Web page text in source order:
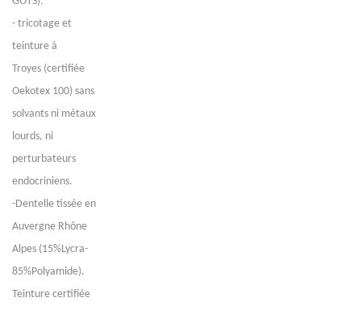
- tricotage et
teinture à
Troyes (certifiée
Oekotex 100) sans
solvants ni métaux
lourds, ni
perturbateurs
endocriniens.
-Dentelle tissée en
Auvergne Rhône
Alpes (15%Lycra-
85%Polyamide).
Teinture certifiée